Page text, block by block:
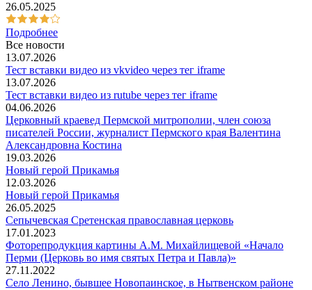
26.05.2025
Подробнее
Все новости
13.07.2026
Тест вставки видео из vkvideo через тег iframe
13.07.2026
Тест вставки видео из rutube через тег iframe
04.06.2026
Церковный краевед Пермской митрополии, член союза
писателей России, журналист Пермского края Валентина
Александровна Костина
19.03.2026
Новый герой Прикамья
12.03.2026
Новый герой Прикамья
26.05.2025
Сепычевская Сретенская православная церковь
17.01.2023
Фоторепродукция картины А.М. Михайлищевой «Начало
Перми (Церковь во имя святых Петра и Павла)»
27.11.2022
Село Ленино, бывшее Новопаинское, в Нытвенском районе